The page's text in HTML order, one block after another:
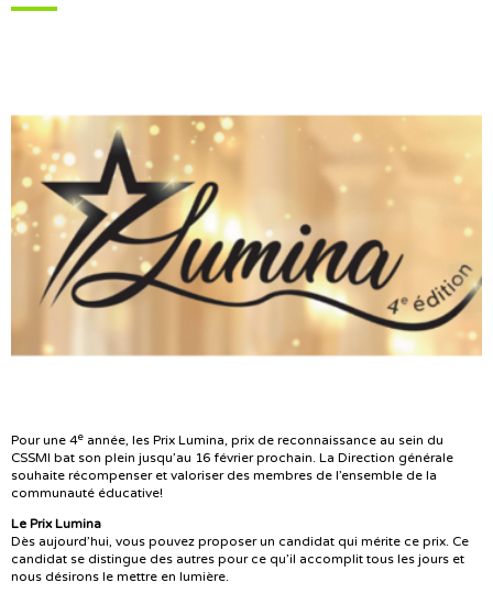
Pour une 4e année, les Prix Lumina, prix de reconnaissance au sein du
CSSMI bat son plein jusqu’au 16 février prochain. La Direction générale
souhaite récompenser et valoriser des membres de l’ensemble de la
communauté éducative!
Le Prix Lumina
Dès aujourd’hui, vous pouvez proposer un candidat qui mérite ce prix. Ce
candidat se distingue des autres pour ce qu’il accomplit tous les jours et
nous désirons le mettre en lumière.